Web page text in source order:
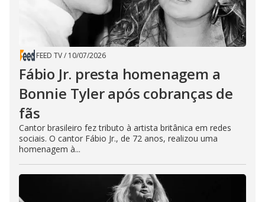
FEED TV/ 10/07/2026
Fábio Jr. presta homenagem a
Bonnie Tyler após cobranças de
fãs
Cantor brasileiro fez tributo à artista britânica em redes
sociais. O cantor Fábio Jr., de 72 anos, realizou uma
homenagem à...